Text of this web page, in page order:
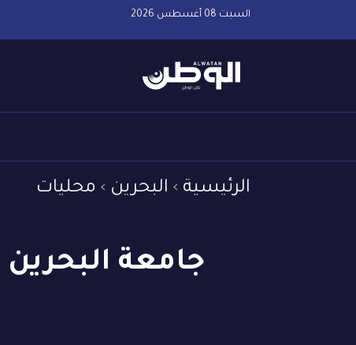
السبت 08 أغسطس 2026
الرئيسية البحرين محليات
جامعة البحرين